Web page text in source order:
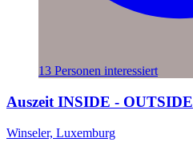
13 Personen interessiert
Auszeit INSIDE - OUTSIDE
Winseler, Luxemburg